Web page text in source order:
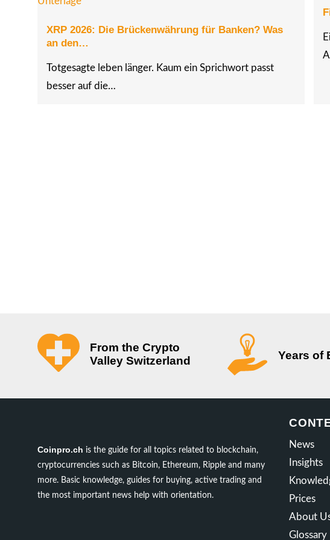
XRP 2026: Die Brückenwährung für Banken? Was
an den…
Totgesagte leben länger. Kaum ein Sprichwort passt
besser auf die…
From the Crypto
Valley Switzerland
Years of
Coinpro.ch is the guide for all topics related to blockchain,
cryptocurrencies such as Bitcoin, Ethereum, Ripple and many
more. Basic knowledge, guides for buying, active trading and
the most important news help with orientation.
News
Insights
Prices
About
Glossary